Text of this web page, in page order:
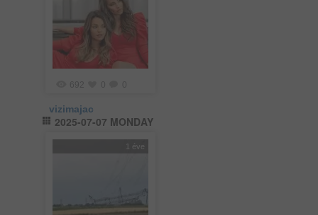
692
vizimajac
2025-07-07 MONDAY
1 éve